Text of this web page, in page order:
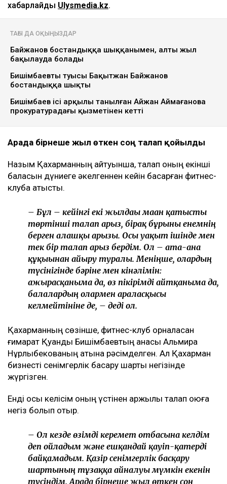
хабарлайды Ulysmedia.kz.
ТАҒЫ ДА ОҚЫҢЫЗДАР
Байжанов бостандыққа шыққанымен, алты жыл
бақылауда болады
Бишімбаевтың туысы Бақытжан Байжанов
бостандыққа шықты
Бишімбаев ісі арқылы танылған Айжан Аймағанова
прокуратурадағы қызметінен кетті
Арада бірнеше жыл өткен соң талап қойылды
Назым Қахарманның айтуынша, талап оның екінші
баласын дүниеге әкелгеннен кейін басқарған фитнес-
клубқа қатысты.
– Бұл – кейінгі екі жылдағы маған қатысты
төртінші талап арыз, бірақ бұрынғы енемнің
берген алғашқы арызы. Осы уақыт ішінде мен
тек бір талап арыз бердім. Ол – ата-ана
құқығынан айыру туралы. Меніңше, олардың
түсінігінде бәріне мен кінәлімін:
ажырасқаныма да, өз пікірімді айтқаныма да,
балалардың олармен араласқысы
келмейтініне де, – деді ол.
Қахарманның сөзінше, фитнес-клуб орналасқан
ғимарат Қуандық Бишімбаевтың анасы Альмира
Нұрлыбекованың атына рәсімделген. Ал Қахарман
бизнесті сенімгерлік басқару шарты негізінде
жүргізген.
Енді осы келісім оның үстінен қаржылық талап қоюға
негіз болып отыр.
– Ол кезде өзімді керемет отбасына келдім
деп ойладым және ешқандай қауіп-қатерді
байқамадым. Қазір сенімгерлік басқару
шартының тұзаққа айналуы мүмкін екенін
түсіндім. Арада бірнеше жыл өткен соң